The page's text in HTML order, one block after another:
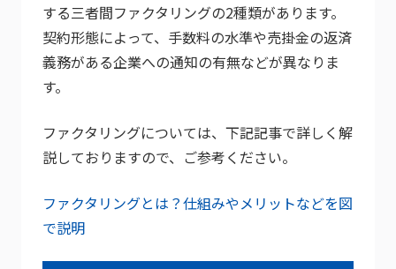
する三者間ファクタリングの2種類があります。
契約形態によって、手数料の水準や売掛金の返済
義務がある企業への通知の有無などが異なりま
す。
ファクタリングについては、下記記事で詳しく解
説しておりますので、ご参考ください。
ファクタリングとは？仕組みやメリットなどを図
で説明